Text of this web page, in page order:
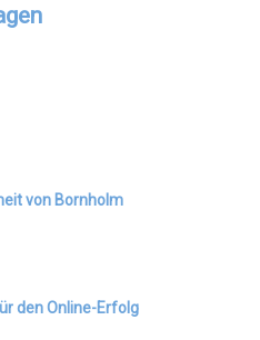
von Bornholm
den Online-Erfolg